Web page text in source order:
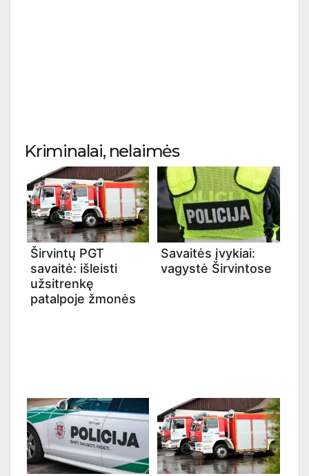
Kriminalai, nelaimės
Širvintų PGT
savaitė: išleisti
užsitrenkę
patalpoje žmonės
Savaitės įvykiai:
vagystė Širvintose